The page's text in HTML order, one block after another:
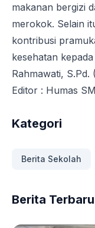
makanan bergizi
merokok. Selain
kontribusi
kesehatan
Rahmawati, S.Pd.
Editor : Humas
Kategori
Berita Sekolah
Berita Terbaru